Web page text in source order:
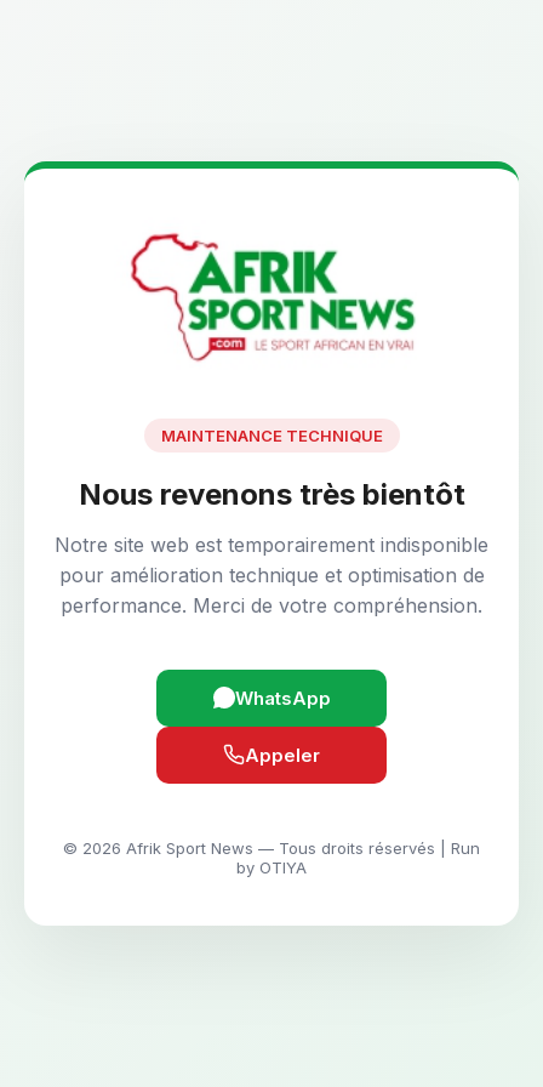
MAINTENANCE TECHNIQUE
Nous revenons très bientôt
Notre site web est temporairement indisponible
pour amélioration technique et optimisation de
performance. Merci de votre compréhension.
WhatsApp
Appeler
© 2026 Afrik Sport News — Tous droits réservés | Run
by OTIYA